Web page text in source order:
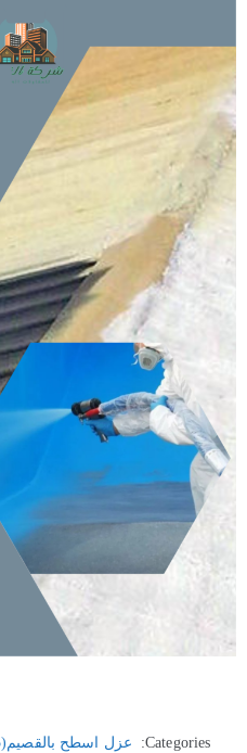
Categories:
عزل اسطح بالقصيم(0502506505)